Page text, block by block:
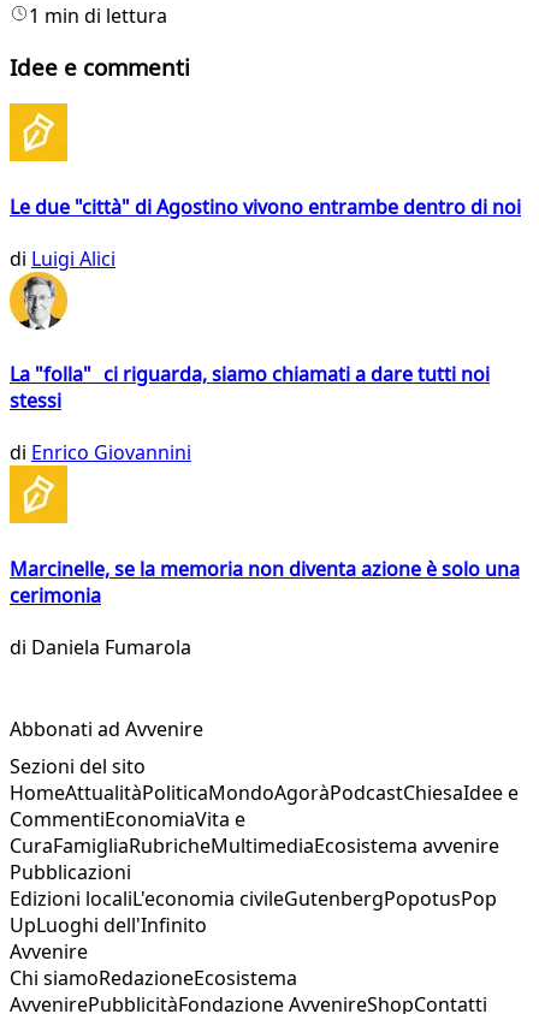
1 min di lettura
Idee e commenti
Le due "città" di Agostino vivono entrambe dentro di noi
di Luigi Alici
La "folla" ci riguarda, siamo chiamati a dare tutti noi
stessi
di Enrico Giovannini
Marcinelle, se la memoria non diventa azione è solo una
cerimonia
di Daniela Fumarola
Abbonati ad Avvenire
Sezioni del sito
HomeAttualitàPoliticaMondoAgoràPodcastChiesaIdee e
CommentiEconomiaVita e
CuraFamigliaRubricheMultimediaEcosistema avvenire
Pubblicazioni
Edizioni localiL'economia civileGutenbergPopotusPop
UpLuoghi dell'Infinito
Avvenire
Chi siamoRedazioneEcosistema
AvvenirePubblicitàFondazione AvvenireShopContatti